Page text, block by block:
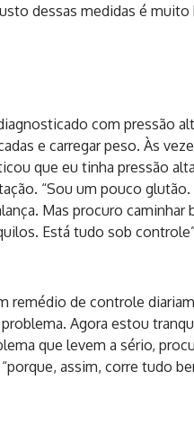
dessas medidas é muito
com pressão
e carregar peso. Às
que eu tinha pressão
“Sou um pouco
Mas procuro caminhar
Está tudo sob
remédio de controle
Agora estou
que levem a sério,
assim, corre tudo